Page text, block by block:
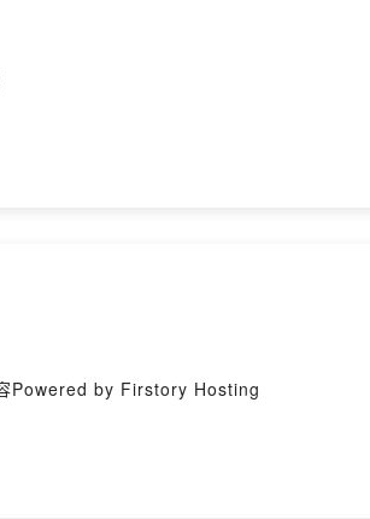
Powered by Firstory Hosting